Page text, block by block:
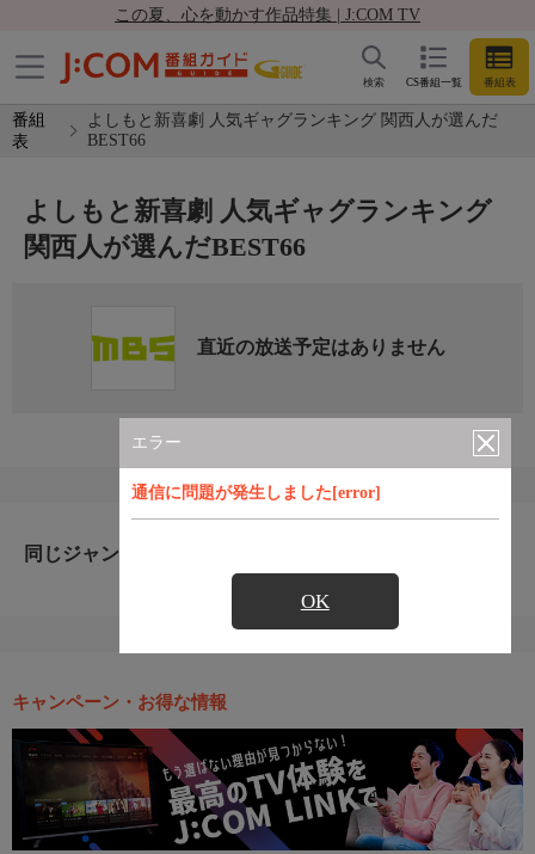
この夏、心を動かす作品特集 | J:COM TV
CS番組一覧 番組表
検索
番組
表
よしもと新喜劇 人気ギャグランキング 関西人が選んだ
BEST66
エラー
通信に問題が発生しました[error]
OK
よしもと新喜劇 人気ギャグランキング
関西人が選んだBEST66
直近の放送予定はありません
同じジャンルのおすすめ番組
キャンペーン・お得な情報